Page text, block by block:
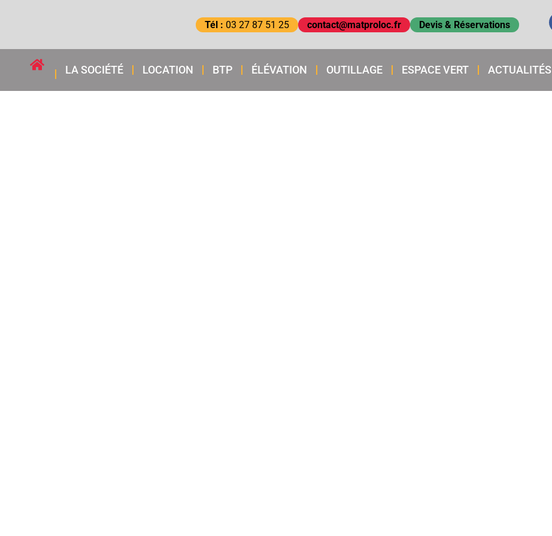
Tél : 03 27 87 51 25 contact@matproloc.fr Devis & Réservations
LA SOCIÉTÉ LOCATION BTP ÉLÉVATION OUTILLAGE ESPACE VERT ACTUALITÉS